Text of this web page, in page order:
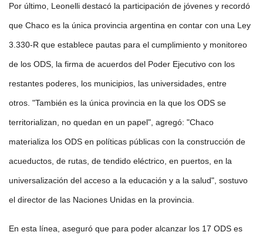
Por último, Leonelli destacó la participación de jóvenes y recordó
que Chaco es la única provincia argentina en contar con una Ley
3.330-R que establece pautas para el cumplimiento y monitoreo
de los ODS, la firma de acuerdos del Poder Ejecutivo con los
restantes poderes, los municipios, las universidades, entre
otros. "También es la única provincia en la que los ODS se
territorializan, no quedan en un papel", agregó: "Chaco
materializa los ODS en políticas públicas con la construcción de
acueductos, de rutas, de tendido eléctrico, en puertos, en la
universalización del acceso a la educación y a la salud", sostuvo
el director de las Naciones Unidas en la provincia.
En esta línea, aseguró que para poder alcanzar los 17 ODS es